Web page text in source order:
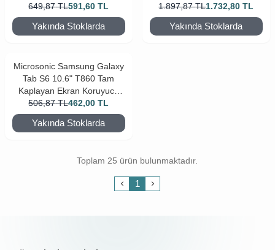
Gold
649,87 TL591,60 TL
Yakında Stoklarda
1.897,87 TL1.732,80 TL
Yakında Stoklarda
Microsonic Samsung Galaxy
Tab S6 10.6" T860 Tam
Kaplayan Ekran Koruyucu
Siyah
506,87 TL462,00 TL
Yakında Stoklarda
Toplam 25 ürün bulunmaktadır.
1